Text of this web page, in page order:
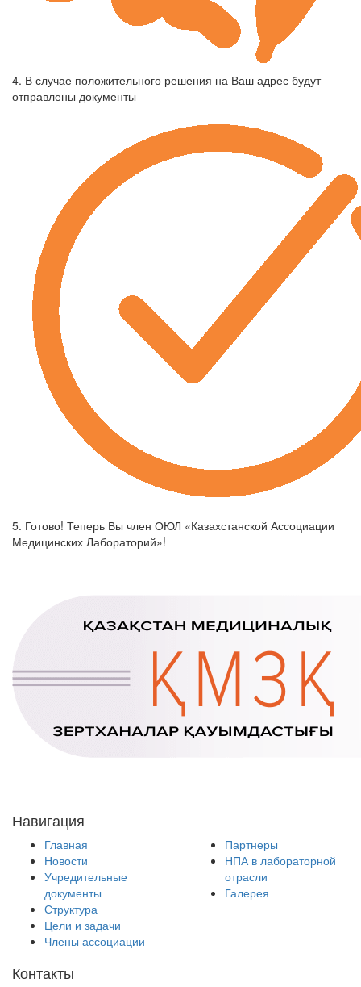
4. В случае положительного решения на Ваш адрес будут
отправлены документы
5. Готово! Теперь Вы член ОЮЛ «Казахстанской Ассоциации
Медицинских Лабораторий»!
Навигация
Главная
Новости
Учредительные
документы
Структура
Цели и задачи
Члены ассоциации
Партнеры
НПА в лабораторной
отрасли
Галерея
Контакты